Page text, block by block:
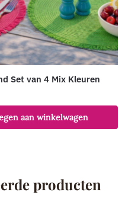
Set van 4 Mix Kleuren
aan winkelwagen
producten